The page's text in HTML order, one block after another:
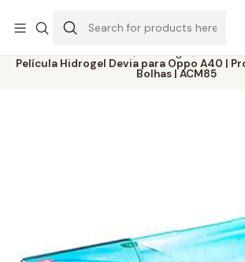
Home Catálogo
Películas
Película Hidrogel Devia para Oppo A40 |
Bolhas | ACM85